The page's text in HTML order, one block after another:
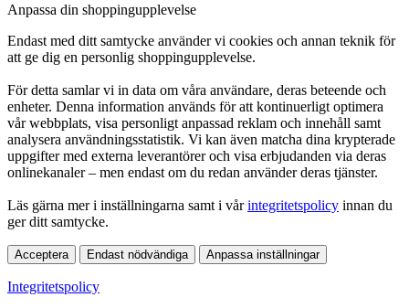
Anpassa din shoppingupplevelse
Endast med ditt samtycke använder vi cookies och annan teknik för
att ge dig en personlig shoppingupplevelse.
För detta samlar vi in data om våra användare, deras beteende och
enheter. Denna information används för att kontinuerligt optimera
vår webbplats, visa personligt anpassad reklam och innehåll samt
analysera användningsstatistik. Vi kan även matcha dina krypterade
uppgifter med externa leverantörer och visa erbjudanden via deras
onlinekanaler – men endast om du redan använder deras tjänster.
Läs gärna mer i inställningarna samt i vårintegritetspolicy innan du
ger ditt samtycke.
Acceptera Endast nödvändiga Anpassa inställningar
Integritetspolicy